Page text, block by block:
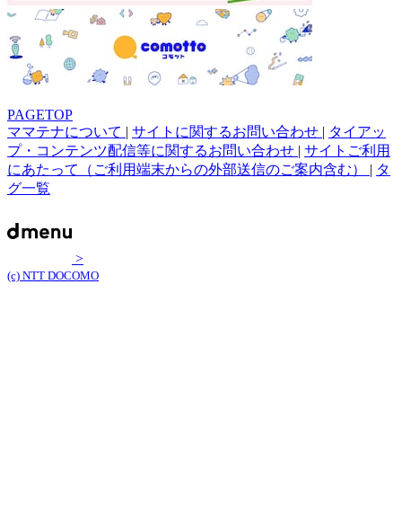
PAGETOP
ママテナについて | サイトに関するお問い合わせ | タイアッ
プ・コンテンツ配信等に関するお問い合わせ | サイトご利用
にあたって（ご利用端末からの外部送信のご案内含む） | タ
グ一覧
>
(c) NTT DOCOMO